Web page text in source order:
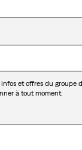
et offres du groupe
à tout moment.